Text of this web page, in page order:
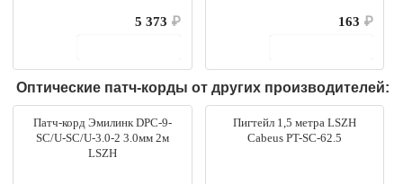
5 373 ₽
163 ₽
Оптические патч-корды от других производителей:
Патч-корд Эмилинк DPC-9-
SC/U-SC/U-3.0-2 3.0мм 2м
LSZH
Пигтейл 1,5 метра LSZH
Cabeus PT-SC-62.5